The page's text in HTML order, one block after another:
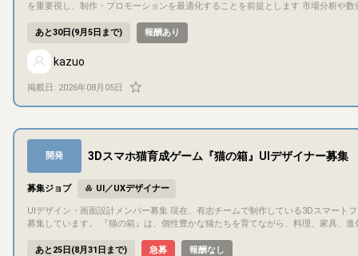
を重要視し、制作・プロモーションを最適化することを前提とします 市場分析や
ていますので それらを利用しつつもご参加いただいたメンバーのこだわりを盛
構成や意向により変更する可能性があります ## 制作期間について 年内には何らかの形で作品を発表したいと考えていますが 外注作業が多くなる場合はリードタイ
ムの影響を受けるなど、体制に応じた不確定要素が増えることが予測されるため、見直しを行う可能性があります ##
定です 報酬のお支払いについては例えば以下のようなパターンを考えています -
費（固定）+販売目標到達時のボーナス条項に基づくお支払い 比率や基準期間などの未決事項も多いため、上記のいずれとするか及びその詳細について 会計上の観
点を含めた検討を行う機会を設けます ## 募集主について 以下の作業をカバーします - マーケットに関する統計分析及びその解釈に基づく運営判断 - 作品制作・販
売にかかる事務処理（法務、税務など）、資金拠出 - プロジェクトの進行管理 - プログラミング ## 募集メンバー及びチーム規模について 以
を含め、契約時に取り決めます）をいただくことを想定しています 上記について
お、作品の発表はサークル名義で行いますが、ご協力いただいたメンバーのクレジットを記載する予定です ## 応募条件につ
募時点で20歳以上であること（報酬のお支払い・契約締結の都合によるもの） -
に関する統計分析レポート（短信）をお渡ししますので、そちらをご確認の上、
るポートフォリオをご提出いただきます（形式、フォーマットは自由です） ## 選考期間について 応募状況により変動する部分が大きく、現時点では確定できてい
ョン方法 Discordを利用します こちらでDiscordサーバーを用意いたしますので
あと30日(9月5日まで) 報酬あり
kazuo
掲載日: 2026年08月05日
開発 3Dスマホ猫育成ゲーム『猫の箱』UIデザイナー募集
募集ジョブ UI／UXデザイナー
UIデザイン・画面設計メンバー募集 現在、有志チームで制作している3Dスマートフォン向け猫育成ゲーム **『猫の箱』**のUI制作に参加してくださる方を、数名
募集しています。 『猫の箱』は、個性豊かな猫たちを育てながら、料理、家具、進化、収集、クラフト、冒険などを楽しむ育成ゲームです。 猫や家具、料理などの
集では、アイコン単体の制作を中心とするのではなく、 既存のトンマナや仕様をもと
あと25日(8月31日まで) 急募 報酬なし